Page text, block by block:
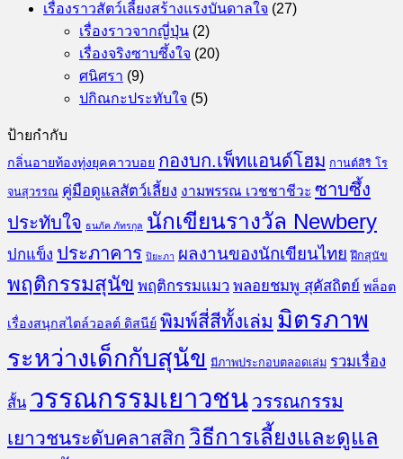
เรื่องราวสัตว์เลี้ยงสร้างแรงบันดาลใจ (27)
เรื่องราวจากญี่ปุ่น (2)
เรื่องจริงซาบซึ้งใจ (20)
ศนิศรา (9)
ปกิณกะประทับใจ (5)
ป้ายกำกับ
กลิ่นอายท้องทุ่งยุคคาวบอย กองบก.เพ็ทแอนด์โฮม กานต์สิริ โร
จนสุวรรณ คู่มือดูแลสัตว์เลี้ยง งามพรรณ เวชชาชีวะ ซาบซึ้ง
ประทับใจ ธนภัค ภัทรกุล นักเขียนรางวัล Newbery
ปกแข็ง ประภาคาร ปิยะภา ผลงานของนักเขียนไทย ฝึกสุนัข
พฤติกรรมสุนัข พฤติกรรมแมว พลอยชมพู สุคัสถิตย์ พล็อต
เรื่องสนุกสไตล์วอลต์ ดิสนีย์ พิมพ์สี่สีทั้งเล่ม มิตรภาพ
ระหว่างเด็กกับสุนัข มีภาพประกอบตลอดเล่ม รวมเรื่อง
สั้น วรรณกรรมเยาวชน วรรณกรรม
เยาวชนระดับคลาสสิก วิธีการเลี้ยงและดูแล